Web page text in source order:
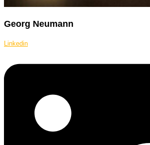
Georg Neumann
Linkedin